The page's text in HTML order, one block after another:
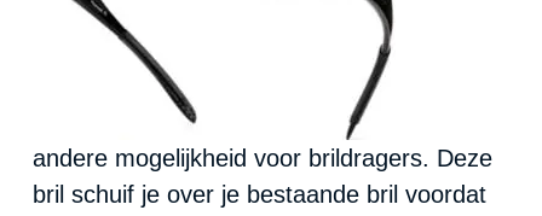
andere mogelijkheid voor brildragers. Deze
bril schuif je over je bestaande bril voordat